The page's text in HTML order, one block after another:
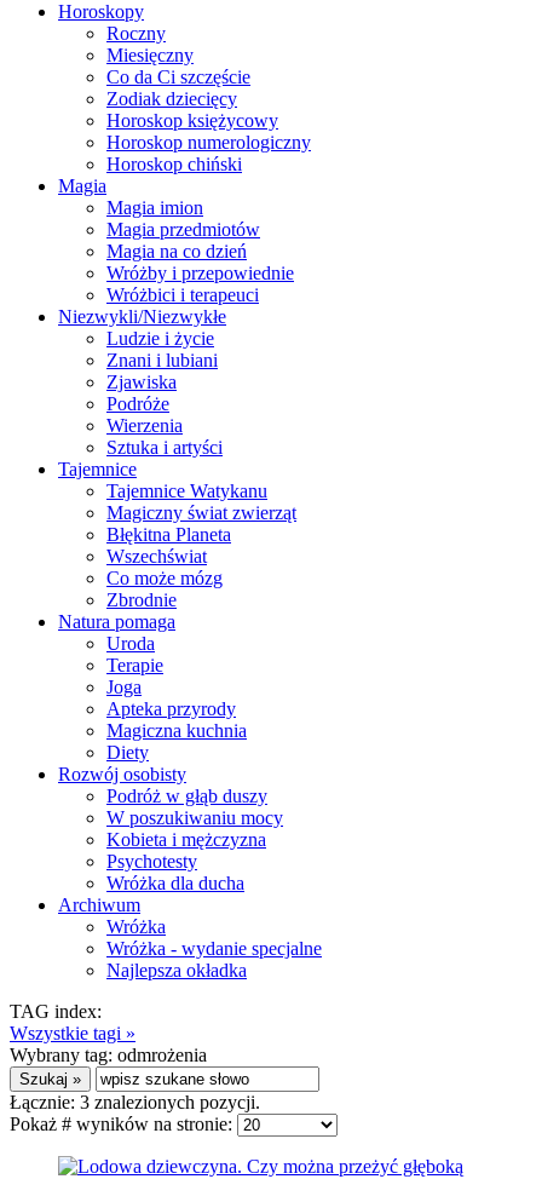
Horoskopy
Roczny
Miesięczny
Co da Ci szczęście
Zodiak dziecięcy
Horoskop księżycowy
Horoskop numerologiczny
Horoskop chiński
Magia
Magia imion
Magia przedmiotów
Magia na co dzień
Wróżby i przepowiednie
Wróżbici i terapeuci
Niezwykli/Niezwykłe
Ludzie i życie
Znani i lubiani
Zjawiska
Podróże
Wierzenia
Sztuka i artyści
Tajemnice
Tajemnice Watykanu
Magiczny świat zwierząt
Błękitna Planeta
Wszechświat
Co może mózg
Zbrodnie
Natura pomaga
Uroda
Terapie
Joga
Apteka przyrody
Magiczna kuchnia
Diety
Rozwój osobisty
Podróż w głąb duszy
W poszukiwaniu mocy
Kobieta i mężczyzna
Psychotesty
Wróżka dla ducha
Archiwum
Wróżka
Wróżka - wydanie specjalne
Najlepsza okładka
TAG index:
Wszystkie tagi »
Wybrany tag: odmrożenia
Łącznie: 3 znalezionych pozycji.
Pokaż # wyników na stronie: